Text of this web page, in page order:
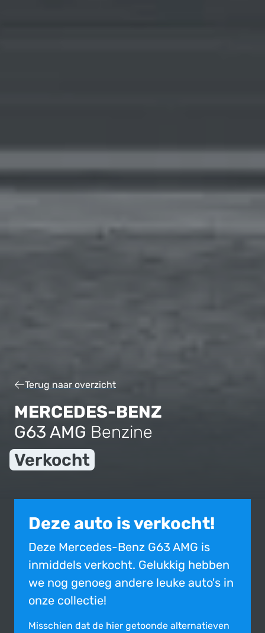
Terug naar overzicht
MERCEDES-BENZ
G63 AMG Benzine
Verkocht
Deze auto is verkocht!
Deze Mercedes-Benz G63 AMG is
inmiddels verkocht. Gelukkig hebben
we nog genoeg andere leuke auto's in
onze collectie!
Misschien dat de hier getoonde alter­na­tie­ven